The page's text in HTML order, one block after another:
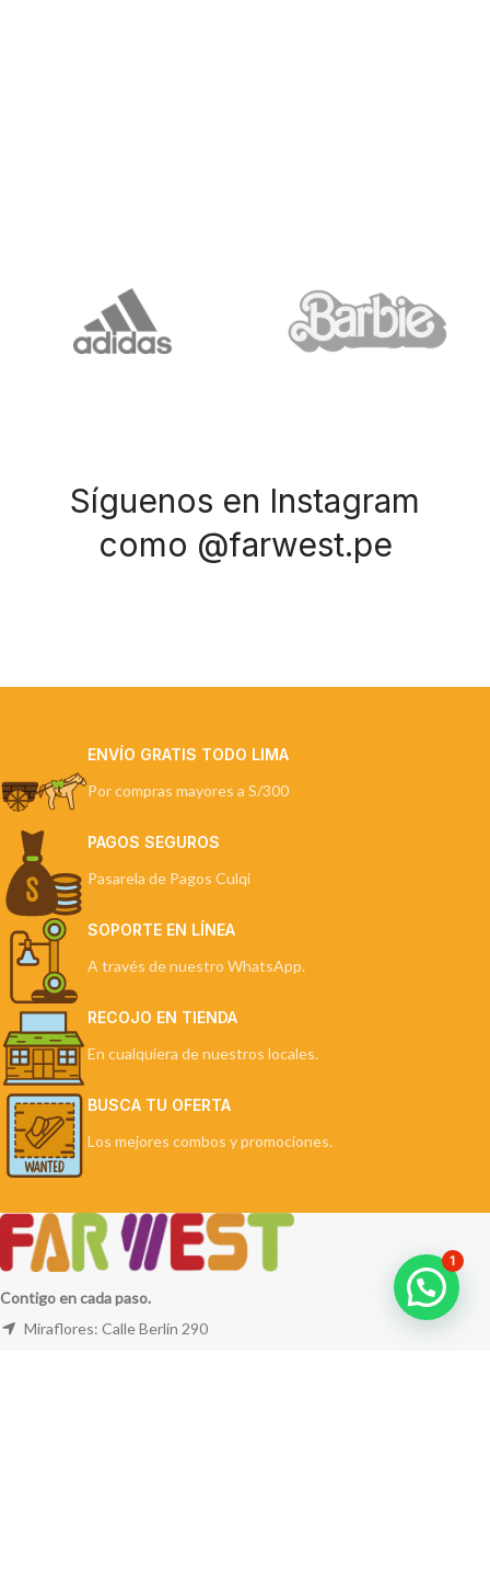
Síguenos en Instagram
como @farwest.pe
ENVÍO GRATIS TODO LIMA
Por compras mayores a S/300
PAGOS SEGUROS
Pasarela de Pagos Culqi
SOPORTE EN LÍNEA
A través de nuestro WhatsApp.
RECOJO EN TIENDA
En cualquiera de nuestros locales.
BUSCA TU OFERTA
Los mejores combos y promociones.
Contigo en cada paso.
Miraflores: Calle Berlín 290
1